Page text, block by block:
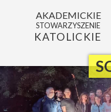
AKADEMICKIE
STOWARZYSZENIE
KATOLICKIE